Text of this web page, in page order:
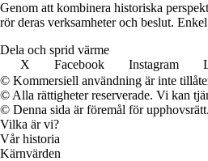
Genom att kombinera historiska
rör deras verksamheter och beslut.
Dela och sprid värme
X
Facebook Instagram
© Kommersiell användning är inte
© Alla rättigheter reserverade. Vi kan
© Denna sida är föremål för
Vilka är vi?
Vår historia
Kärnvärden